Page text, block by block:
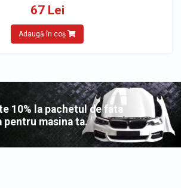
67 Lei
Adaugă în coș
10% la pachetul de fata
pentru masina ta.